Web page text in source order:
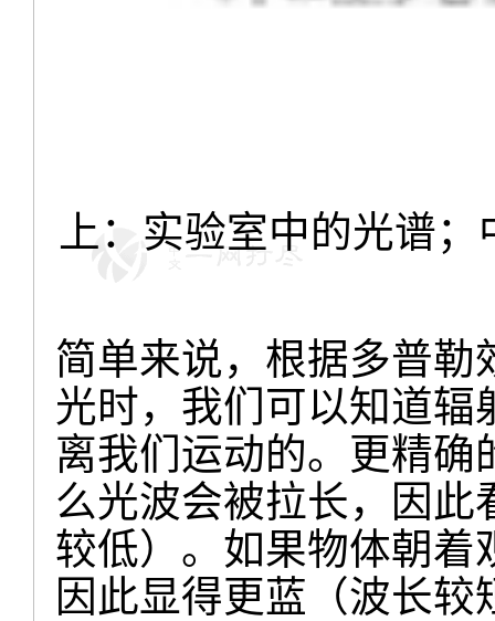
上：实验室中的光谱
简单来说，根据多普
光时，我们可以知道
离我们运动的。更精
么光波会被拉长，因
较低）。如果物体朝着
因此显得更蓝（波长